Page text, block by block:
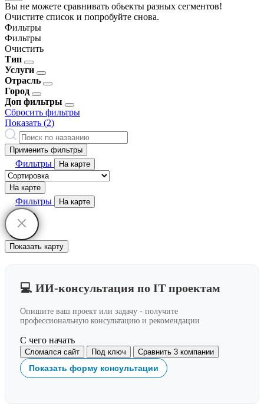
Вы не можете сравнивать обьекты разных сегментов!
Очистите список и попробуйте снова.
Фильтры
Фильтры
Очистить
Тип
Услуги
Отрасль
Город
Доп фильтры
Сбросить фильтры
Показать (2)
Применить фильтры
Фильтры На карте
На карте
Фильтры На карте
Показать карту
💻 ИИ-консультация по IT проектам
Опишите ваш проект или задачу - получите
профессиональную консультацию и рекомендации
С чего начать
Сломался сайт Под ключ Сравнить 3 компании
Показать форму консультации